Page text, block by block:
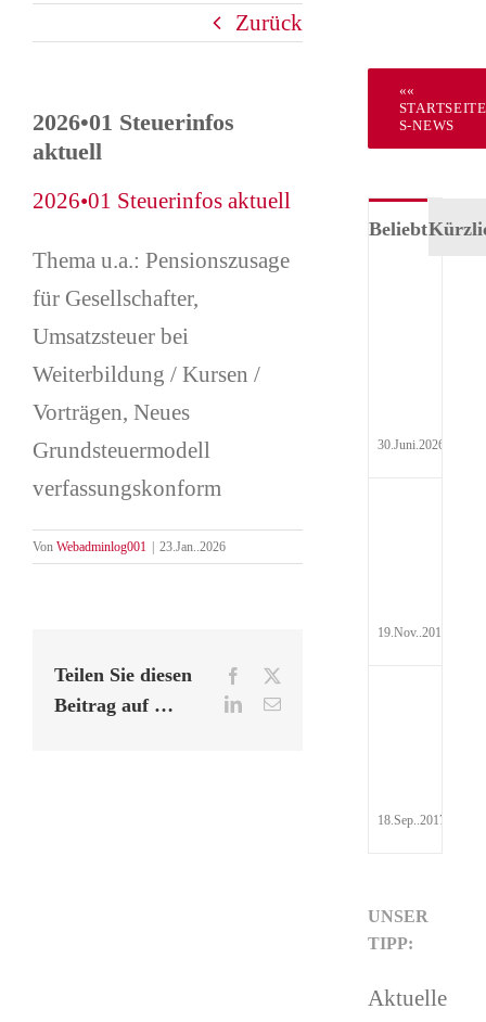
Zurück
2026•01 Steuerinfos
aktuell
2026•01 Steuerinfos aktuell
Thema u.a.: Pensionszusage
für Gesellschafter,
Umsatzsteuer bei
Weiterbildung / Kursen /
Vorträgen, Neues
Grundsteuermodell
verfassungskonform
Von Webadminlog001 | 23.Jan..2026
Teilen Sie diesen
Beitrag auf …
Facebook
LinkedIn
E-
««
STARTSEITE
S-NEWS
Beliebt
30.Juni.2026
19.Nov..2017
18.Sep..2017
UNSER
TIPP:
Aktuelle